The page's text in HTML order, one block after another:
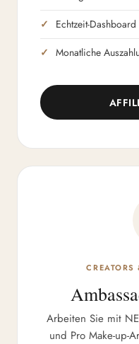
Echtzeit-Dashboard
Monatliche
CREATORS
Arbeiten Sie mit
und Pro Make-up-